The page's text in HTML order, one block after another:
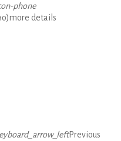
phone
more details
Previous